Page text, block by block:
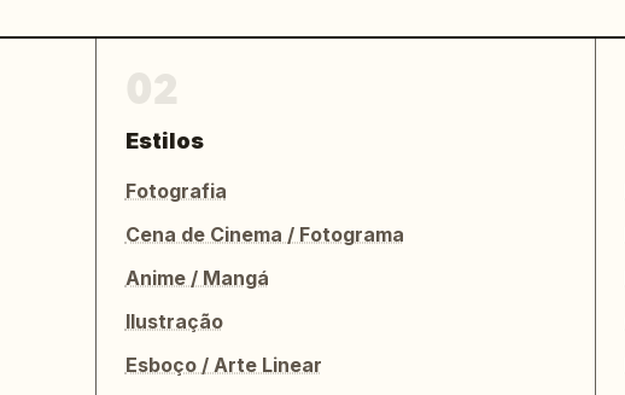
Estilos
Fotografia
Cena de Cinema / Fotograma
Anime / Mangá
Ilustração
Esboço / Arte Linear